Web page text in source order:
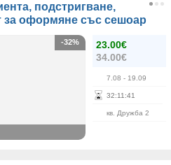
подстригване,
за оформяне със сешоар
23.00€
34.00€
7.08 - 19.09
32:11 :40
кв. Дружба 2
-32%